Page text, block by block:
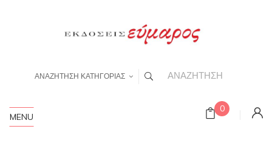
ΑΝΑΖΗΤΗΣΗ ΚΑΤΗΓΟΡΙΑΣ
0
MENU